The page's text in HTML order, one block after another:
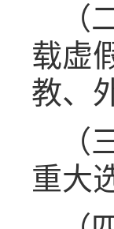
载虚
教、
重大